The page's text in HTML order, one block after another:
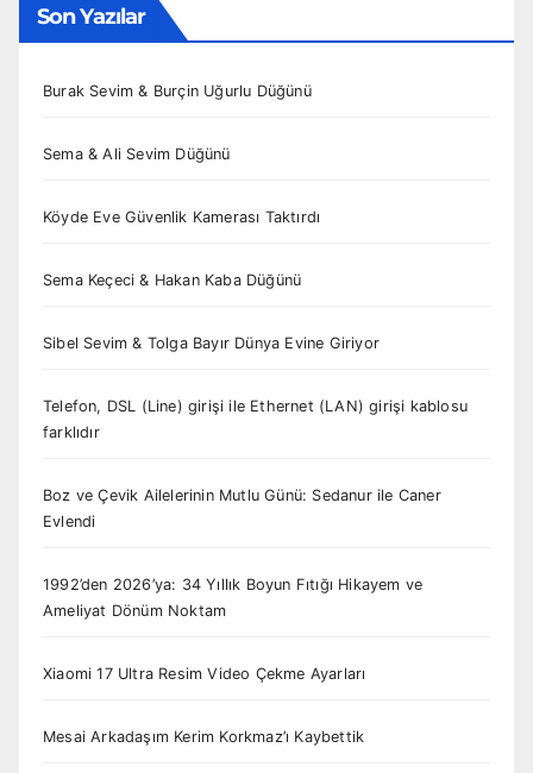
Son Yazılar
Burak Sevim & Burçin Uğurlu Düğünü
Sema & Ali Sevim Düğünü
Köyde Eve Güvenlik Kamerası Taktırdı
Sema Keçeci & Hakan Kaba Düğünü
Sibel Sevim & Tolga Bayır Dünya Evine Giriyor
Telefon, DSL (Line) girişi ile Ethernet (LAN) girişi kablosu
farklıdır
Boz ve Çevik Ailelerinin Mutlu Günü: Sedanur ile Caner
Evlendi
1992’den 2026’ya: 34 Yıllık Boyun Fıtığı Hikayem ve
Ameliyat Dönüm Noktam
Xiaomi 17 Ultra Resim Video Çekme Ayarları
Mesai Arkadaşım Kerim Korkmaz’ı Kaybettik